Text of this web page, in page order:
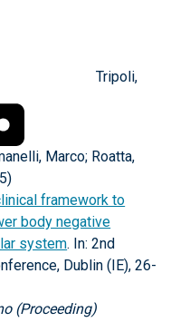
Tripoli,
Marco; Roatta,
framework to
body negative
system. In: 2nd
Dublin (IE), 26-
(Proceeding)